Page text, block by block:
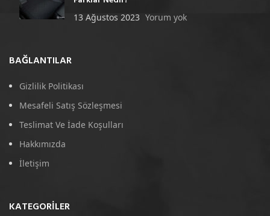
13 Ağustos 2023 Yorum yok
BAĞLANTILAR
Gizlilik Politikası
Mesafeli Satış Sözleşmesi
Teslimat Ve İade Koşulları
Hakkımızda
İletişim
KATEGORILER